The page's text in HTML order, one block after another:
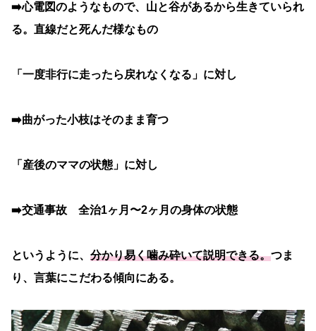
➡️心電図のようなもので、山と谷があるから生きていられ
る。直線だと死んだ様なもの
「一度非行に走ったら戻れなくなる」に対し
➡️曲がった小枝はそのまま育つ
「産後のママの状態」に対し
➡️交通事故 全治1ヶ月〜2ヶ月の身体の状態
というように、 分かり易く噛み砕いて説明できる。つま
り、言葉にこだわる傾向にある。